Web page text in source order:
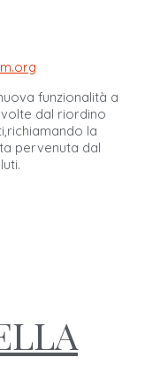
funzionalità a
dal riordino
la
pervenuta dal